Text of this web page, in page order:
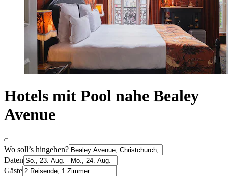
Hotels mit Pool nahe Bealey
Avenue
Wo soll’s hingehen?
Daten
Gäste